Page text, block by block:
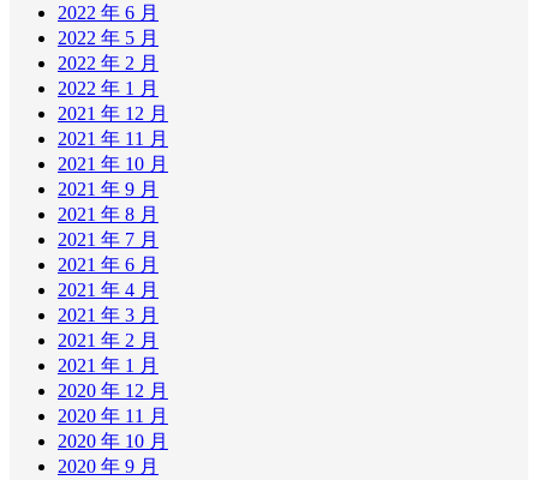
2022 年 6 月
2022 年 5 月
2022 年 2 月
2022 年 1 月
2021 年 12 月
2021 年 11 月
2021 年 10 月
2021 年 9 月
2021 年 8 月
2021 年 7 月
2021 年 6 月
2021 年 4 月
2021 年 3 月
2021 年 2 月
2021 年 1 月
2020 年 12 月
2020 年 11 月
2020 年 10 月
2020 年 9 月